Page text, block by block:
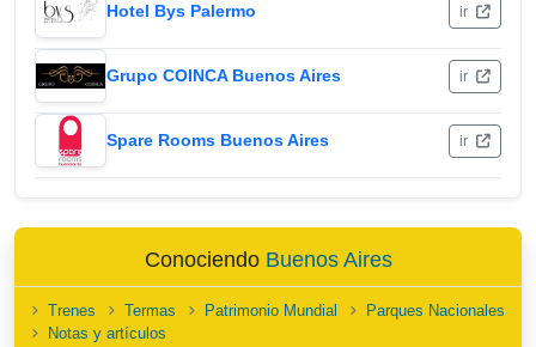
Hotel Bys Palermo ir
Grupo COINCA Buenos Aires ir
Spare Rooms Buenos Aires ir
Conociendo Buenos Aires
Trenes Termas Patrimonio Mundial
Parques Nacionales
Notas y artículos